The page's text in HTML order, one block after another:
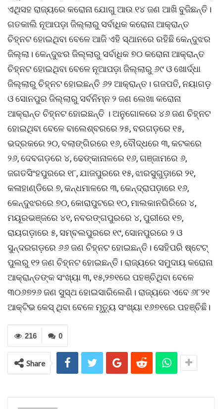
ଏଥିସହ ରାଜ୍ୟରେ କରୋନା ଯୋଗୁ ଆଉ ୧୪ ଜଣ ଆଖି ବୁଜିଛନ୍ତି।
ଗତକାଲି ନୂଆପଡ଼ା ଜିଲ୍ଲାରୁ ସର୍ବାଧିକ କରୋନା ଆକ୍ରାନ୍ତ
ଚିହ୍ନଟ ହୋଇଥିବା ବେଳେ ଆଜି ଏହି ସ୍ଥାନରେ ରହିଛି କେନ୍ଦୁଝର
ଜିଲ୍ଲା। କେନ୍ଦୁଝର ଜିଲ୍ଲାରୁ ସର୍ବାଧିକ ୭୦ କରୋନା ଆକ୍ରାନ୍ତ
ଚିହ୍ନଟ ହୋଇଥିବା ବେଳେ ନୂଆପଡ଼ା ଜିଲ୍ଲାରୁ ୬୯ ଓ ଖୋର୍ଦ୍ଧା
ଜିଲ୍ଲାରୁ ଚିହ୍ନଟ ହୋଇଛନ୍ତି ୬୨ ଆକ୍ରାନ୍ତ। ଗଜପତି, ନୟାଗଡ଼
ଓ ସୋନପୁର ଜିଲ୍ଲାରୁ ସର୍ବନିମ୍ନ ୨ ଜଣ ଲେଖା କରୋନା
ଆକ୍ରାନ୍ତ ଚିହ୍ନଟ ହୋଇଛନ୍ତି । ଅନୁଗୋଳରେ ୪୬ ଜଣ ଚିହ୍ନଟ
ହୋଇଥିବା ବେଳେ ବାଲେଶ୍ବରରେ ୨୫, ବରଗଡ଼ରେ ୧୫,
ଭଦ୍ରକରେ ୨୦, ବଲାଙ୍ଗିରରେ ୧୬, ବୌଦ୍ଧରେ ୩, କଟକରେ
୨୬, ଦେବଗଡ଼ରେ ୪, ଢେଙ୍କାନାଳରେ ୧୬, ଗଞ୍ଜାମରେ ୬,
ଜଗତସିଂହପୁରରେ ୧୮, ଯାଜପୁରରେ ୧୫, ଝାରସୁଗୁଡ଼ାରେ ୨୧,
କଳାହାଣ୍ଡିରେ ୭, କନ୍ଧମାଳରେ ୩, କେନ୍ଦ୍ରାପଡ଼ାରେ ୧୬,
କେନ୍ଦୁଝରରେ ୭୦, କୋରାପୁଟରେ ୧୦, ମାଲକାନଗିରିରେ ୪,
ମୟୂରଭଞ୍ଜରେ ୪୧, ନବରଙ୍ଗପୁରରେ ୪, ପୁରୀରେ ୧୭,
ରାୟଗଡ଼ାରେ ୫, ସମ୍ବଲପୁରରେ ୧୯, ସୋନପୁରରେ ୨ ଓ
ସୁନ୍ଦରଗଡ଼ରେ ୬୬ ଜଣ ଚିହ୍ନଟ ହୋଇଛନ୍ତି। ସେହିପରି ଷ୍ଟେଟ୍
ପୁଲରୁ ୧୨ ଜଣ ଚିହ୍ନଟ ହୋଇଛନ୍ତି। ରାଜ୍ୟରେ ସମୁଦାୟ କରୋନା
ଆକ୍ରାନ୍ତଙ୍କ ସଂଖ୍ୟା ୩, ୧୫,୨୭୧ରେ ପହଞ୍ଚିଥିବା ବେଳେ
୩୦୬୭୨୬ ଜଣ ସୁସ୍ଥ ହୋଇସାରିଲେଣି। ରାଜ୍ୟରେ ଏବେ ୬୮୨୧
ଆକ୍ଟିଭ କେସ୍‌ ଥିବା ବେଳେ ମୃତ୍ୟୁ ସଂଖ୍ୟା ୧୬୭୧ରେ ପହଞ୍ଚିଛି।
0
216
Share